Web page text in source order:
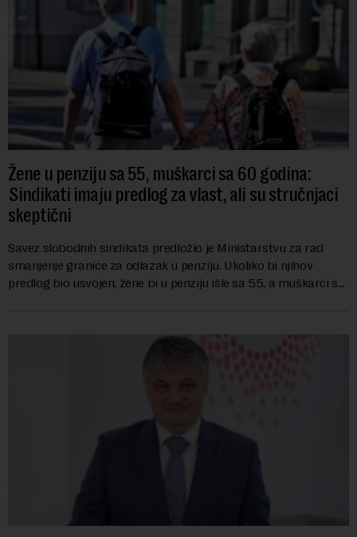
Žene u penziju sa 55, muškarci sa 60 godina:
Sindikati imaju predlog za vlast, ali su stručnjaci
skeptični
Savez slobodnih sindikata predložio je Ministarstvu za rad
smanjenje granice za odlazak u penziju. Ukoliko bi njihov
predlog bio usvojen, žene bi u penziju išle sa 55, a muškarci sa